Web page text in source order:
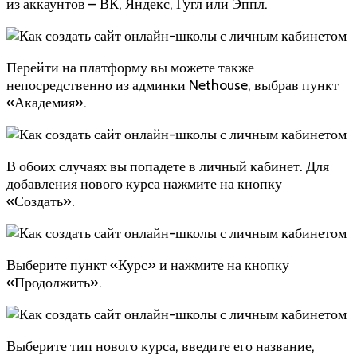
из аккаунтов – ВК, Яндекс, Гугл или Эппл.
Перейти на платформу вы можете также
непосредственно из админки Nethouse, выбрав пункт
«Академия».
В обоих случаях вы попадете в личный кабинет. Для
добавления нового курса нажмите на кнопку
«Создать».
Выберите пункт «Курс» и нажмите на кнопку
«Продолжить».
Выберите тип нового курса, введите его название,